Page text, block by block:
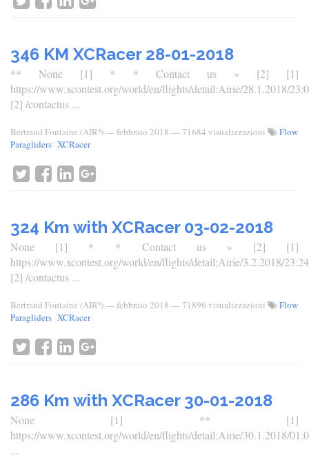
346 KM XCRacer 28-01-2018
** None [1] * * Contact us » [2] [1]
https://www.xcontest.org/world/en/flights/detail:Airie/28.1.2018/
[2] /contactus ...
Bertrand Fontaine (AIR³)—febbraio 2018 — 71684 visualizzazioni
Flow
Paragliders XCRacer
324 Km with XCRacer 03-02-2018
None [1] * * Contact us » [2] [1]
https://www.xcontest.org/world/en/flights/detail:Airie/3.2.2018/23:24
[2] /contactus ...
Bertrand Fontaine (AIR³)—febbraio 2018 — 71896 visualizzazioni
Flow
Paragliders XCRacer
286 Km with XCRacer 30-01-2018
None [1] ** [1]
https://www.xcontest.org/world/en/flights/detail:Airie/30.1.2018/
...